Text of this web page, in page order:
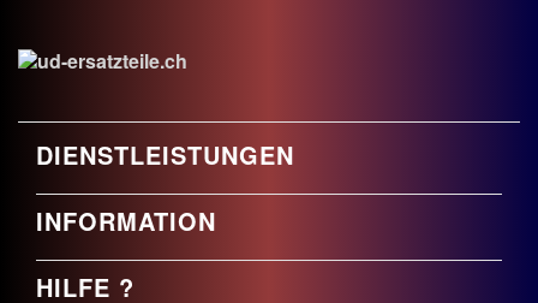
DIENSTLEISTUNGEN
INFORMATION
HILFE ?